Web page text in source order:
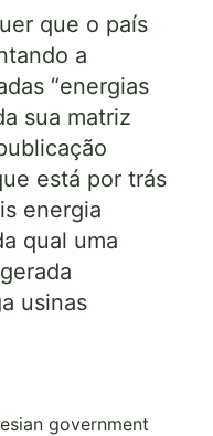
que o país
a
“energias
sua matriz
está por trás
energia
qual uma
usinas